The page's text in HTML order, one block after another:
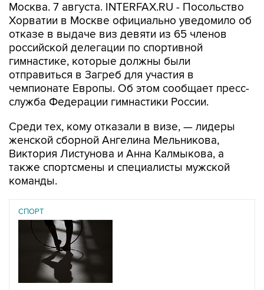
Москва. 7 августа. INTERFAX.RU - Посольство
Хорватии в Москве официально уведомило об
отказе в выдаче виз девяти из 65 членов
российской делегации по спортивной
гимнастике, которые должны были
отправиться в Загреб для участия в
чемпионате Европы. Об этом сообщает пресс-
служба Федерации гимнастики России.
Среди тех, кому отказали в визе, — лидеры
женской сборной Ангелина Мельникова,
Виктория Листунова и Анна Калмыкова, а
также спортсмены и специалисты мужской
команды.
СПОРТ